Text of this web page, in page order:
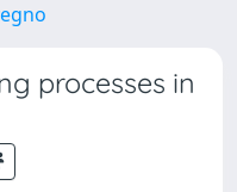
processes in